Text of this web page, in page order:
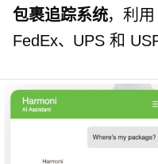
包裹追踪系统，利
FedEx、UPS 和